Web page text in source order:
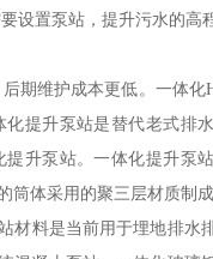
设置泵站，提升污水的高
期维护成本更低。一体化
化提升泵站是替代老式排
升泵站。一体化提升泵
筒体采用的聚三层材质制成
材料是当前用于埋地排水